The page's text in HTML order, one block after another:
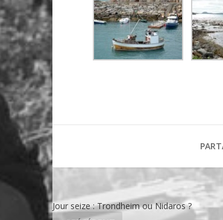
Jour seize : Trondheim ou Nidaros ?